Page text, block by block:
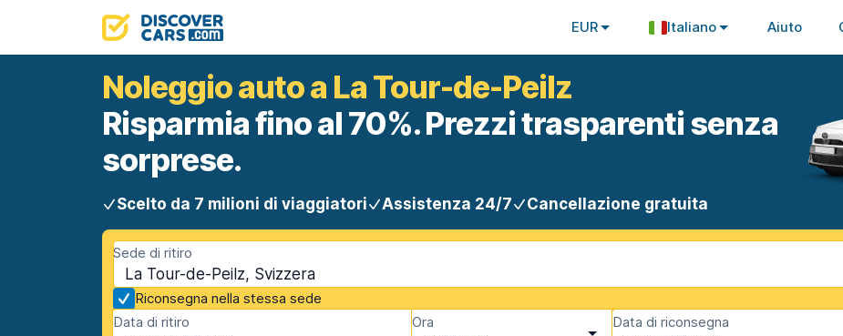
EUR Italiano Aiuto
Noleggio auto a La Tour-de-Peilz
Risparmia fino al 70%. Prezzi trasparenti senza
sorprese.
Scelto da 7 milioni di viaggiatori Assistenza 24/7 Cancellazione gratuita
Sede di ritiro
La Tour-de-Peilz, Svizzera
Riconsegna nella stessa sede
Data di ritiro
Ora Data di riconsegna